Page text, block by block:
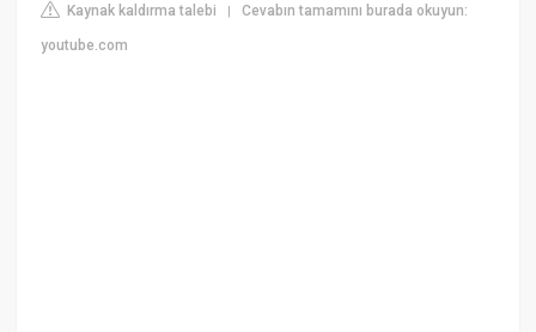
Kaynak kaldırma talebi |Cevabın tamamını burada okuyun:
youtube.com